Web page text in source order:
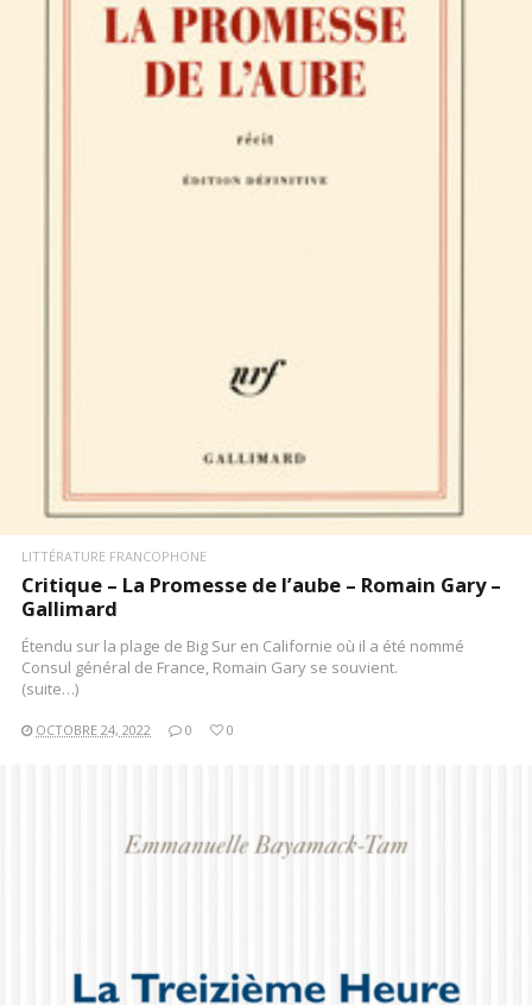
LITTÉRATURE FRANCOPHONE
Critique – La Promesse de l’aube – Romain Gary –
Gallimard
Étendu sur la plage de Big Sur en Californie où il a été nommé
Consul général de France, Romain Gary se souvient.
(suite…)
OCTOBRE 24, 2022 0 0